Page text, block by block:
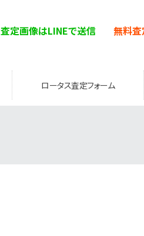
査定画像はLINEで送信 無料査
ロータス査定フォーム